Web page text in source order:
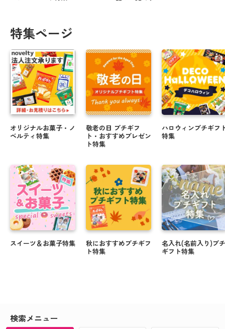
特集ページ
オリジナルお菓子・ノ
ベルティ特集
スイーツ＆お菓子特集
敬老の日 プチギフ
ト・おすすめプレゼン
ト特集
秋におすすめプチギフ
ト特集
ハロウィンプチギフ
特集
名入れ(名前入り)プチ
ギフト特集
検索メニュー